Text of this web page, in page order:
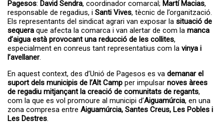
Pagesos: David Sendra, coordinador comarcal; Martí Macias,
responsable de regadius, i Santi Vives, tècnic de l’organització.
Els representants del sindicat agrari van exposar la situació de
sequera que afecta la comarca i van alertar de com la manca
d’aigua està provocant una reducció de les collites,
especialment en conreus tant representatius com la vinya i
l’avellaner.
En aquest context, des d’Unió de Pagesos es va demanar el
suport dels municipis de l’Alt Camp per impulsar noves àrees
de regadiu mitjançant la creació de comunitats de regants,
com la que es vol promoure al municipi d’Aiguamúrcia, en una
zona compresa entre Aiguamúrcia, Santes Creus, Les Pobles i
Les Destres.